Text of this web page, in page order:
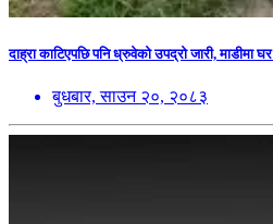
दाह्रा काटिएपछि पनि ध्रुवेको उपद्रो जारी, माडीमा
बुधबार, साउन २०, २०८३